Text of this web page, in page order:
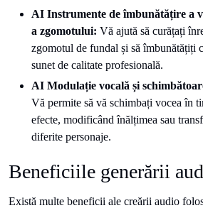
AI Instrumente de îmbunătățire a
a zgomotului: Vă ajută să curățați
zgomotul de fundal și să îmbunătățiți
sunet de calitate profesională.
AI Modulație vocală și
Vă permite să vă schimbați vocea în
efecte, modificând înălțimea sau
diferite personaje.
Beneficiile generării
Există multe beneficii ale creării audio